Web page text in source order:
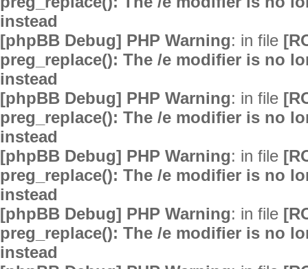
instead
[phpBB Debug] PHP Warning: in file
preg_replace(): The /e modifier is no
instead
[phpBB Debug] PHP Warning: in file
preg_replace(): The /e modifier is no
instead
[phpBB Debug] PHP Warning: in file
preg_replace(): The /e modifier is no
instead
[phpBB Debug] PHP Warning: in file
preg_replace(): The /e modifier is no
instead